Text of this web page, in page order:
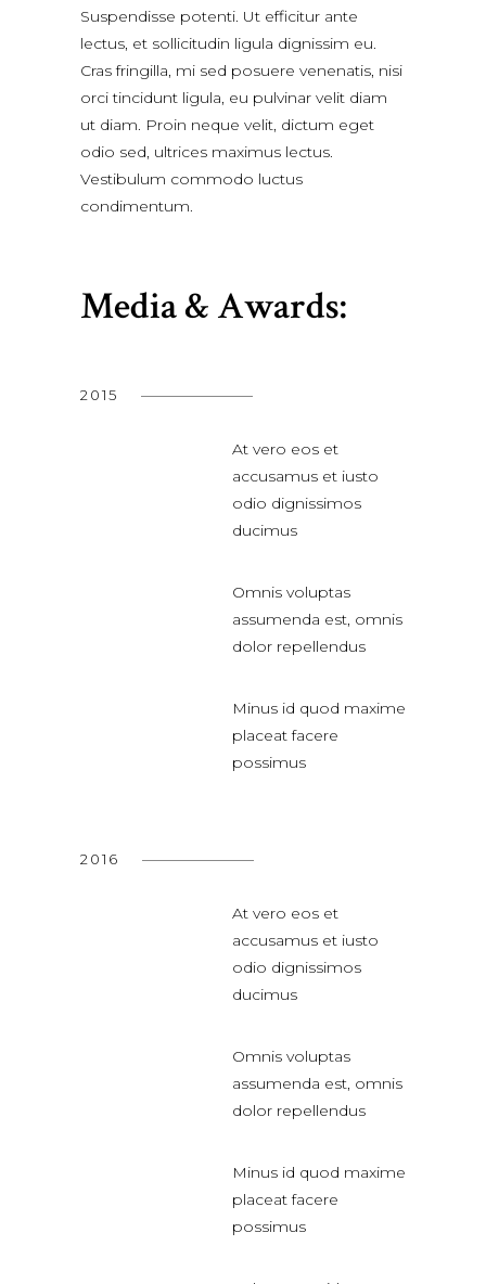
Suspendisse potenti. Ut efficitur ante
lectus, et sollicitudin ligula dignissim eu.
Cras fringilla, mi sed posuere venenatis, nisi
orci tincidunt ligula, eu pulvinar velit diam
ut diam. Proin neque velit, dictum eget
odio sed, ultrices maximus lectus.
Vestibulum commodo luctus
condimentum.
Media & Awards:
2015
At vero eos et
accusamus et iusto
odio dignissimos
ducimus
Omnis voluptas
assumenda est, omnis
dolor repellendus
Minus id quod maxime
placeat facere
possimus
2016
At vero eos et
accusamus et iusto
odio dignissimos
ducimus
Omnis voluptas
assumenda est, omnis
dolor repellendus
Minus id quod maxime
placeat facere
possimus